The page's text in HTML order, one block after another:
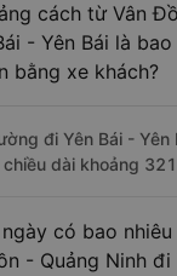
cách từ Vân
- Yên Bái là
bằng xe khách?
đi Yên Bái - Yên
chiều dài khoảng
có bao
- Quảng Ninh đi